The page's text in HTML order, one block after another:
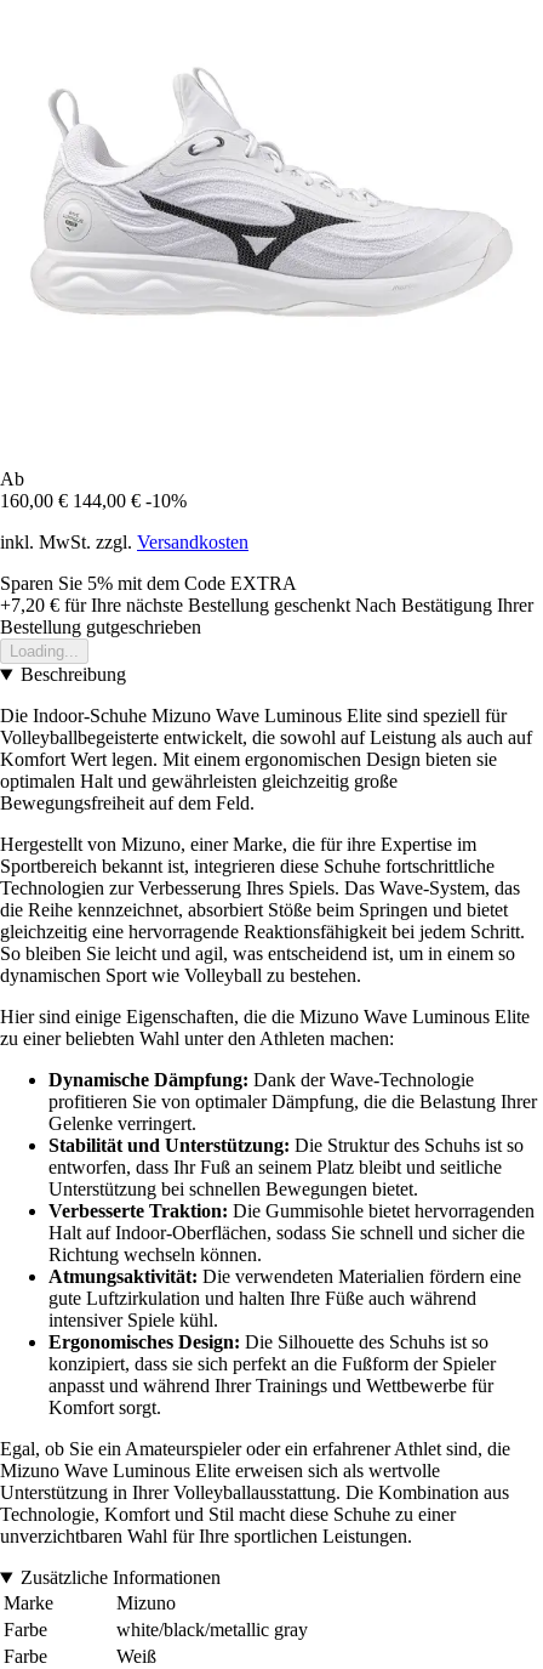
Ab
160,00 € 144,00 € -10%
inkl. MwSt. zzgl. Versandkosten
Sparen Sie 5% mit dem Code EXTRA
+7,20 € für Ihre nächste Bestellung geschenkt Nach Bestätigung Ihrer
Bestellung gutgeschrieben
Loading...
Beschreibung
Die Indoor-Schuhe Mizuno Wave Luminous Elite sind speziell für
Volleyballbegeisterte entwickelt, die sowohl auf Leistung als auch auf
Komfort Wert legen. Mit einem ergonomischen Design bieten sie
optimalen Halt und gewährleisten gleichzeitig große
Bewegungsfreiheit auf dem Feld.
Hergestellt von Mizuno, einer Marke, die für ihre Expertise im
Sportbereich bekannt ist, integrieren diese Schuhe fortschrittliche
Technologien zur Verbesserung Ihres Spiels. Das Wave-System, das
die Reihe kennzeichnet, absorbiert Stöße beim Springen und bietet
gleichzeitig eine hervorragende Reaktionsfähigkeit bei jedem Schritt.
So bleiben Sie leicht und agil, was entscheidend ist, um in einem so
dynamischen Sport wie Volleyball zu bestehen.
Hier sind einige Eigenschaften, die die Mizuno Wave Luminous Elite
zu einer beliebten Wahl unter den Athleten machen:
Dynamische Dämpfung: Dank der Wave-Technologie
profitieren Sie von optimaler Dämpfung, die die Belastung Ihrer
Gelenke verringert.
Stabilität und Unterstützung: Die Struktur des Schuhs ist so
entworfen, dass Ihr Fuß an seinem Platz bleibt und seitliche
Unterstützung bei schnellen Bewegungen bietet.
Verbesserte Traktion: Die Gummisohle bietet hervorragenden
Halt auf Indoor-Oberflächen, sodass Sie schnell und sicher die
Richtung wechseln können.
Atmungsaktivität: Die verwendeten Materialien fördern eine
gute Luftzirkulation und halten Ihre Füße auch während
intensiver Spiele kühl.
Ergonomisches Design: Die Silhouette des Schuhs ist so
konzipiert, dass sie sich perfekt an die Fußform der Spieler
anpasst und während Ihrer Trainings und Wettbewerbe für
Komfort sorgt.
Egal, ob Sie ein Amateurspieler oder ein erfahrener Athlet sind, die
Mizuno Wave Luminous Elite erweisen sich als wertvolle
Unterstützung in Ihrer Volleyballausstattung. Die Kombination aus
Technologie, Komfort und Stil macht diese Schuhe zu einer
unverzichtbaren Wahl für Ihre sportlichen Leistungen.
Zusätzliche Informationen
Marke
Mizuno
Farbe
white/black/metallic gray
Farbe
Weiß